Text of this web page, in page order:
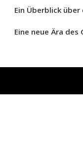
Ein Überblick über
Eine neue Ära des